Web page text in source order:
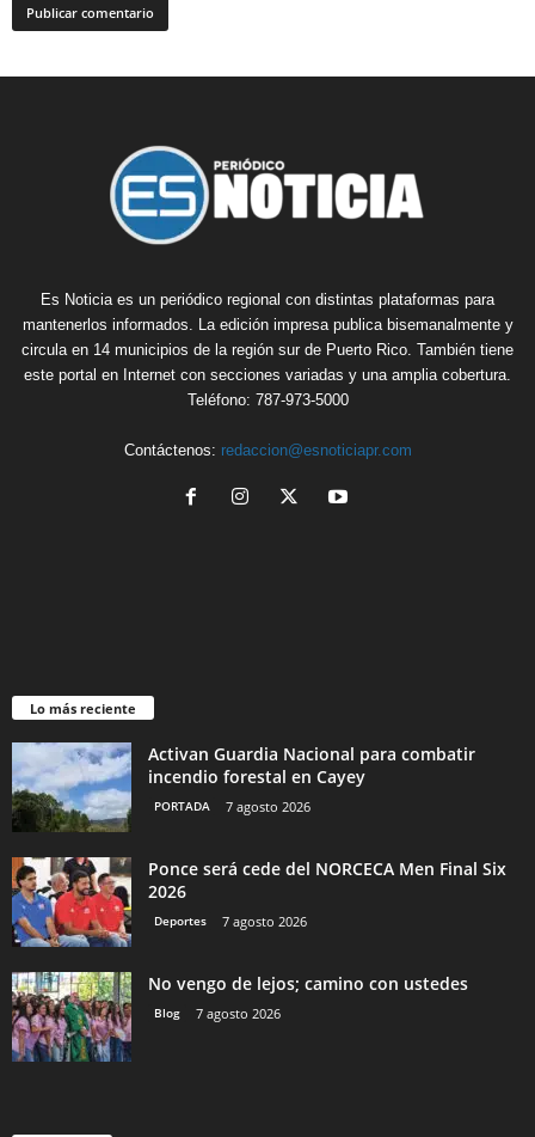
Es Noticia es un periódico regional con distintas plataformas para
mantenerlos informados. La edición impresa publica bisemanalmente y
circula en 14 municipios de la región sur de Puerto Rico. También tiene
este portal en Internet con secciones variadas y una amplia cobertura.
Teléfono: 787-973-5000
Contáctenos: redaccion@esnoticiapr.com
Lo más reciente
Activan Guardia Nacional para combatir
incendio forestal en Cayey
PORTADA 7 agosto 2026
Ponce será cede del NORCECA Men Final Six
2026
Deportes 7 agosto 2026
No vengo de lejos; camino con ustedes
Blog 7 agosto 2026